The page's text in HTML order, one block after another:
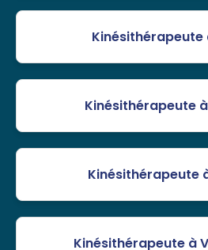
Kinésithérapeute
Kinésithérapeute
Kinésithérapeute
Kinésithérapeute à